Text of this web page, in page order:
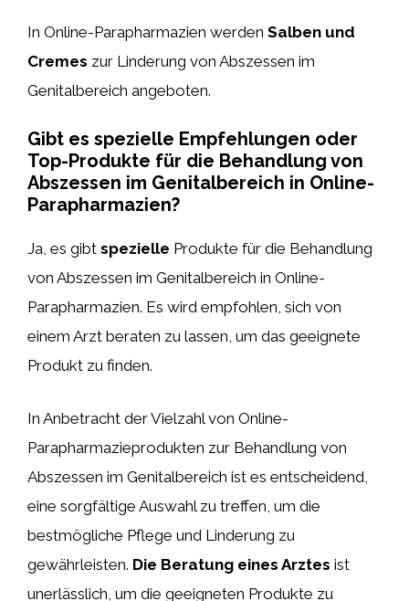
In Online-Parapharmazien werden Salben und
Cremes zur Linderung von Abszessen im
Genitalbereich angeboten.
Gibt es spezielle Empfehlungen oder
Top-Produkte für die Behandlung von
Abszessen im Genitalbereich in Online-
Parapharmazien?
Ja, es gibt spezielle Produkte für die Behandlung
von Abszessen im Genitalbereich in Online-
Parapharmazien. Es wird empfohlen, sich von
einem Arzt beraten zu lassen, um das geeignete
Produkt zu finden.
In Anbetracht der Vielzahl von Online-
Parapharmazieprodukten zur Behandlung von
Abszessen im Genitalbereich ist es entscheidend,
eine sorgfältige Auswahl zu treffen, um die
bestmögliche Pflege und Linderung zu
gewährleisten. Die Beratung eines Arztes ist
unerlässlich, um die geeigneten Produkte zu